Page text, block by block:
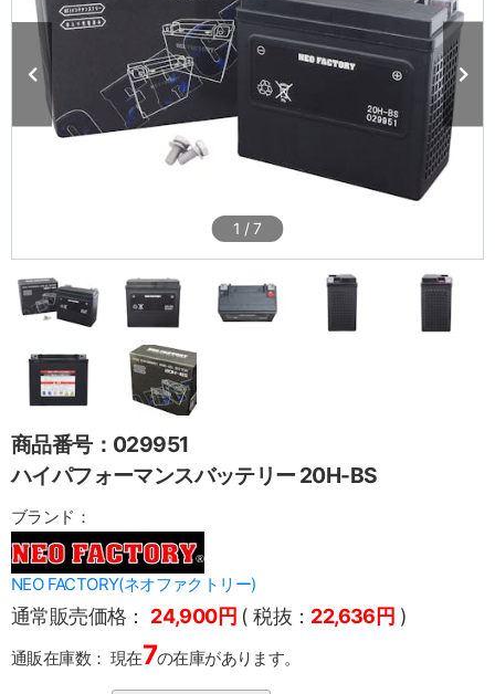
1 /7
商品番号：029951
ハイパフォーマンスバッテリー 20H-BS
ブランド：
NEO FACTORY(ネオファクトリー)
通常販売価格： 24,900円 ( 税抜： 22,636円 )
通販在庫数： 現在7の在庫があります。